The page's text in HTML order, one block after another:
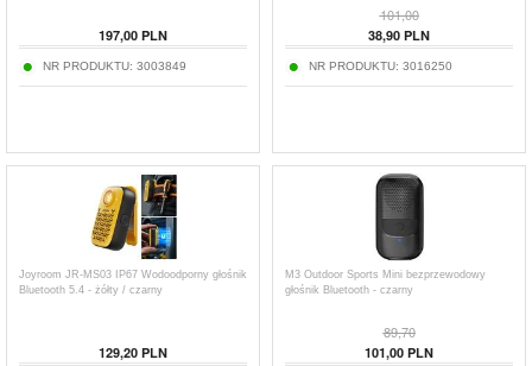
197,00 PLN
NR PRODUKTU: 3003849
101,00
38,90 PLN
NR PRODUKTU: 3016250
Joyroom JR-MS03 IP67 Wodoodporny głośnik
Bluetooth 5.4 - żółty / czarny
129,20 PLN
M3 Outdoor Sports Mini bezprzewodowy
głośnik Bluetooth - czarny
89,70
101,00 PLN